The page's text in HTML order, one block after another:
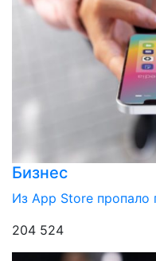
Бизнес
Из App Store
204 524